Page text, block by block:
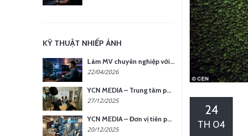
24
TH 04
KỸ THUẬT NHIẾP ẢNH
Làm MV chuyên nghiệp với chi phí tối ưu: nên chọn quay thực tế hay video AI?
22/04/2026
YCN MEDIA – Trung tâm phụ kiện quay chụp tại Hà Nội
27/12/2025
YCN MEDIA – Đơn vị tiên phong sản xuất hình ảnh & âm thanh bằng AI tại Hà Nội
20/12/2025